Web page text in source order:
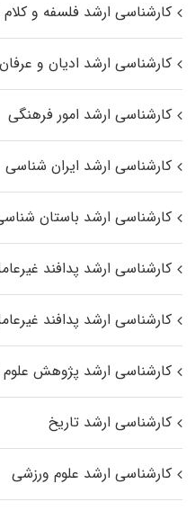
کارشناسی ارشد فلسفه و
کارشناسی ارشد ادیان و
کارشناسی ارشد امور فرهنگی
کارشناسی ارشد ایران شناسی
کارشناسی ارشد باستان
کارشناسی ارشد پدافند
کارشناسی ارشد پدافند
کارشناسی ارشد پژوهش علوم
کارشناسی ارشد تاریخ
کارشناسی ارشد علوم ورزشی